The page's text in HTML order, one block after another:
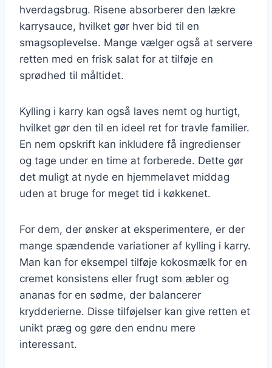
hverdagsbrug. Risene absorberer den lækre
karrysauce, hvilket gør hver bid til en
smagsoplevelse. Mange vælger også at servere
retten med en frisk salat for at tilføje en
sprødhed til måltidet.
Kylling i karry kan også laves nemt og hurtigt,
hvilket gør den til en ideel ret for travle familier.
En nem opskrift kan inkludere få ingredienser
og tage under en time at forberede. Dette gør
det muligt at nyde en hjemmelavet middag
uden at bruge for meget tid i køkkenet.
For dem, der ønsker at eksperimentere, er der
mange spændende variationer af kylling i karry.
Man kan for eksempel tilføje kokosmælk for en
cremet konsistens eller frugt som æbler og
ananas for en sødme, der balancerer
krydderierne. Disse tilføjelser kan give retten et
unikt præg og gøre den endnu mere
interessant.